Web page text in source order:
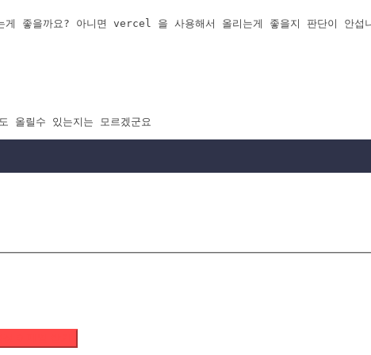
게 좋을까요? 아니면 vercel 을 사용해서 올리는게 좋을지 판단이 안섭
올릴수 있는지는 모르겠군요